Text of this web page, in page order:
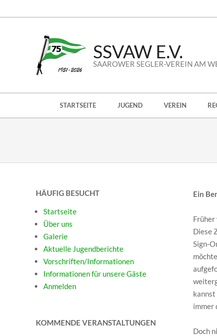
to
SSVAW E.V.
SAAROWER SEGLER-VEREIN AM
STARTSEITE JUGEND VEREIN
Ein
Früher
Diese
Sign-
kannst
immer
Doch
HÄUFIG BESUCHT
Startseite
Über uns
Galerie
Aktuelle Jugendberichte
Vorschriften/Informationen
Informationen für unsere Gäste
Anmelden
KOMMENDE VERANSTALTUNGEN